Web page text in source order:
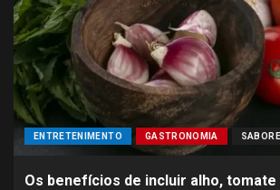
ENTRETENIMENTO GASTRONOMIA
Os benefícios de incluir alho, tomate